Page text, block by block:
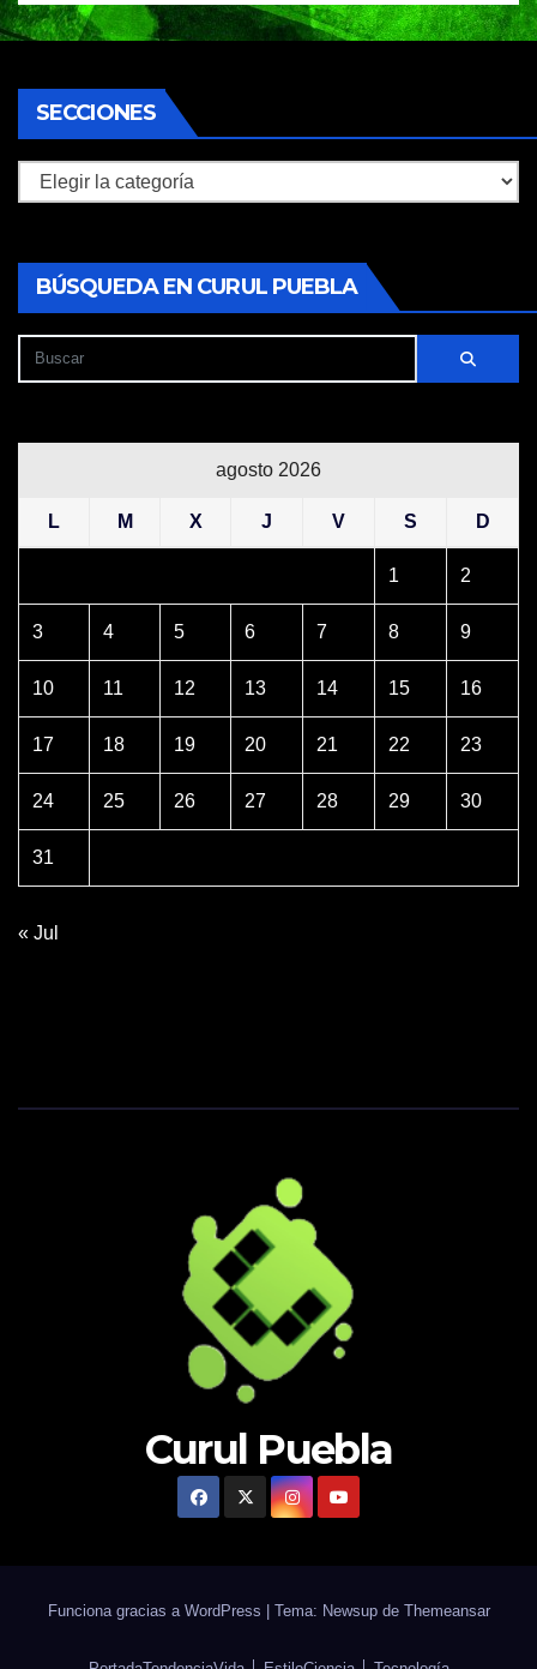
y Adolescentes
SECCIONES
Secciones
BÚSQUEDA EN CURUL PUEBLA
agosto 2026
L M X J V S D
1 2
3 4 5 6 7 8 9
10 11 12 13 14 15 16
17 18 19 20 21 22 23
24 25 26 27 28 29 30
31
« Jul
Curul Puebla
Funciona gracias a WordPress Tema: Newsup de Themeansar